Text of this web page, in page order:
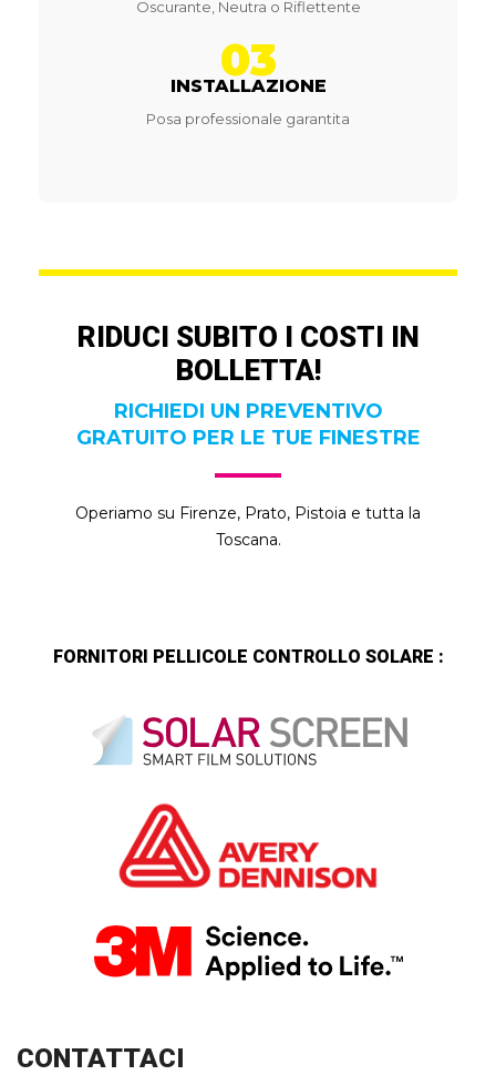
Oscurante, Neutra o Riflettente
03
INSTALLAZIONE
Posa professionale garantita
RIDUCI SUBITO I COSTI IN
BOLLETTA!
RICHIEDI UN PREVENTIVO
GRATUITO PER LE TUE FINESTRE
Operiamo su Firenze, Prato, Pistoia e tutta la
Toscana.
FORNITORI PELLICOLE CONTROLLO SOLARE :
CONTATTACI